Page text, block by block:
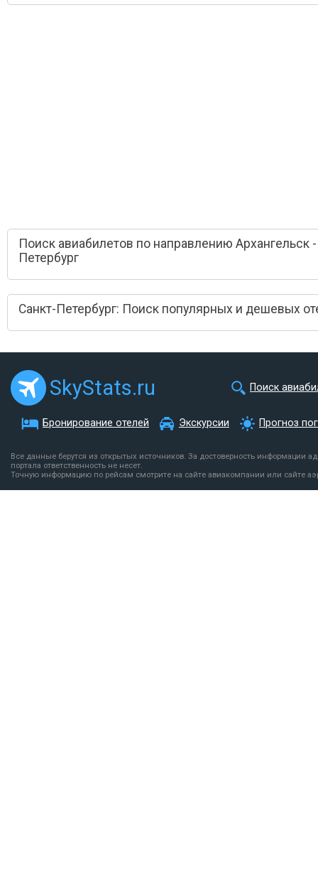
Поиск авиабилетов по направлению Архангельск
Петербург
Санкт-Петербург: Поиск популярных и дешевых
SkyStats.ru Поиск
Бронирование отелей Экскурсии Прогноз
Все данные берутся из открытых источников. За достоверность информации
портала ответственность не несет.
Точную информацию по рейсам смотрите на сайте авиакомпании или сайте